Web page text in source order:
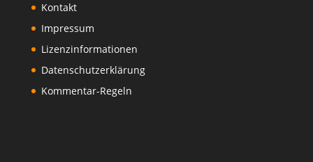
Kontakt
Impressum
Lizenzinformationen
Datenschutzerklärung
Kommentar-Regeln